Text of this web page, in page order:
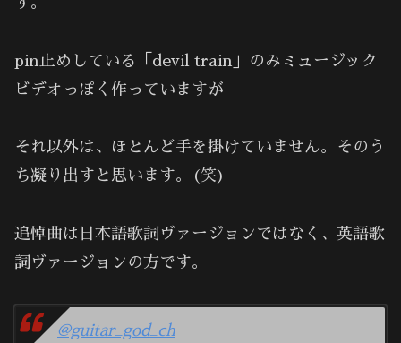
pin止めしている「devil train」のみミュージック
ビデオっぽく作っていますが
それ以外は、ほとんど手を掛けていません。そのう
ち凝り出すと思います。(笑)
追悼曲は日本語歌詞ヴァージョンではなく、英語歌
詞ヴァージョンの方です。
@guitar_god_ch